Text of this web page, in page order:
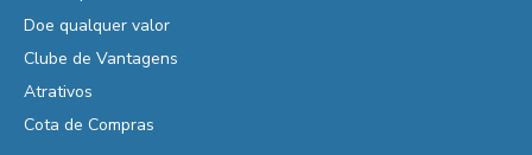
Doe qualquer valor
Clube de Vantagens
Atrativos
Cota de Compras